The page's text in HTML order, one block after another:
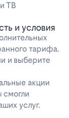
ТВ
и условия
тарифа.
и выберите
акции
смогли
услуг.